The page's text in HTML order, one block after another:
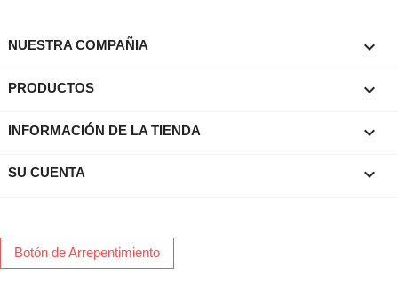
NUESTRA COMPAÑIA 
PRODUCTOS 
INFORMACIÓN DE LA TIENDA keyboard_arrow_down
SU CUENTA 
Botón de Arrepentimiento